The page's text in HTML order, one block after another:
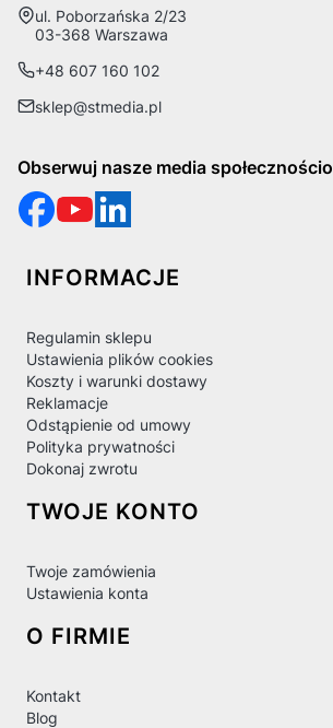
Adres:
ul. Poborzańska 2/23
03-368 Warszawa
+48 607 160 102
sklep@stmedia.pl
Obserwuj nasze media
Linki w stopce
INFORMACJE
Regulamin sklepu
Ustawienia plików cookies
Koszty i warunki dostawy
Reklamacje
Odstąpienie od umowy
Polityka prywatności
Dokonaj zwrotu
TWOJE KONTO
Twoje zamówienia
Ustawienia konta
O FIRMIE
Kontakt
Blog